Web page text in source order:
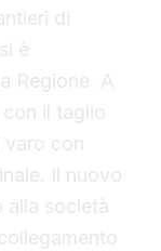
di
è
Regione. A
il taglio
varo con
Il nuovo
alla società